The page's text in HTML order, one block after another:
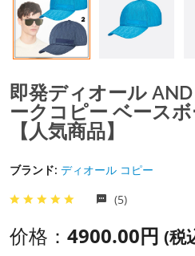
即発ディオール AND
ークコピー ベース
【人気商品】
ブランド: ディオール コピー
(5)
价格： 4900.00円 (税